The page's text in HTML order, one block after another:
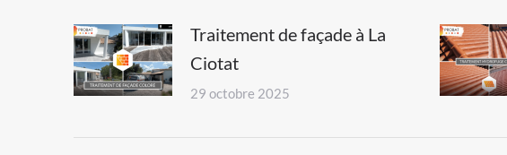
Traitement de façade à La
Ciotat
29 octobre 2025